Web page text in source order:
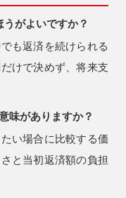
がよいですか？
も返済を続けられる
けで決めず、将来支
味がありますか？
い場合に比較する価
と当初返済額の負担